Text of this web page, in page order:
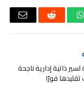
واتسابرديت
البريد
لسير ذاتية إدارية ناجحة
فورًا